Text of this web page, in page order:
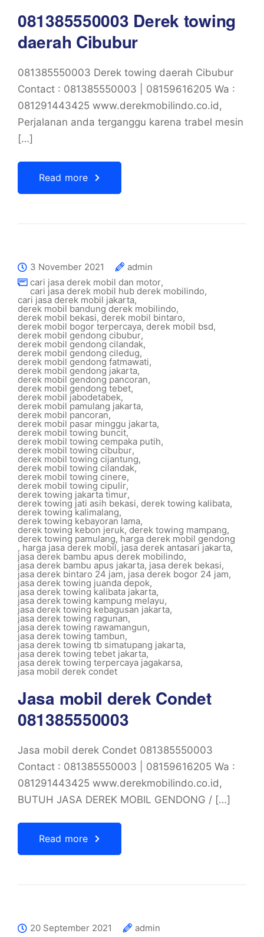
081385550003 Derek towing
daerah Cibubur
081385550003 Derek towing daerah Cibubur
Contact : 081385550003 | 08159616205 Wa :
081291443425 www.derekmobilindo.co.id,
Perjalanan anda terganggu karena trabel mesin
[…]
Read more
3 November 2021
admin
cari jasa derek mobil dan motor,
cari jasa derek mobil hub derek mobilindo,
cari jasa derek mobil jakarta,
derek mobil bandung derek mobilindo,
derek mobil bekasi, derek mobil bintaro,
derek mobil bogor terpercaya, derek mobil bsd,
derek mobil gendong cibubur,
derek mobil gendong cilandak,
derek mobil gendong ciledug,
derek mobil gendong fatmawati,
derek mobil gendong jakarta,
derek mobil gendong pancoran,
derek mobil gendong tebet,
derek mobil jabodetabek,
derek mobil pamulang jakarta,
derek mobil pancoran,
derek mobil pasar minggu jakarta,
derek mobil towing buncit,
derek mobil towing cempaka putih,
derek mobil towing cibubur,
derek mobil towing cijantung,
derek mobil towing cilandak,
derek mobil towing cinere,
derek mobil towing cipulir,
derek towing jakarta timur,
derek towing jati asih bekasi, derek towing kalibata,
derek towing kalimalang,
derek towing kebayoran lama,
derek towing kebon jeruk, derek towing mampang,
derek towing pamulang, harga derek mobil gendong
, harga jasa derek mobil, jasa derek antasari jakarta,
jasa derek bambu apus derek mobilindo,
jasa derek bambu apus jakarta, jasa derek bekasi,
jasa derek bintaro 24 jam, jasa derek bogor 24 jam,
jasa derek towing juanda depok,
jasa derek towing kalibata jakarta,
jasa derek towing kampung melayu,
jasa derek towing kebagusan jakarta,
jasa derek towing ragunan,
jasa derek towing rawamangun,
jasa derek towing tambun,
jasa derek towing tb simatupang jakarta,
jasa derek towing tebet jakarta,
jasa derek towing terpercaya jagakarsa,
jasa mobil derek condet
Jasa mobil derek Condet
081385550003
Jasa mobil derek Condet 081385550003
Contact : 081385550003 | 08159616205 Wa :
081291443425 www.derekmobilindo.co.id,
BUTUH JASA DEREK MOBIL GENDONG / […]
Read more
20 September 2021
admin